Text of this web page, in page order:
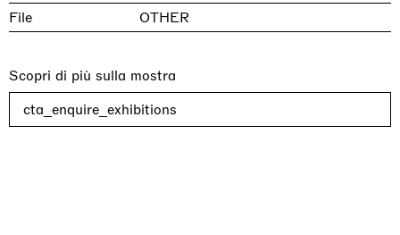
File
OTHER
Scopri di più sulla mostra
cta_enquire_exhibitions